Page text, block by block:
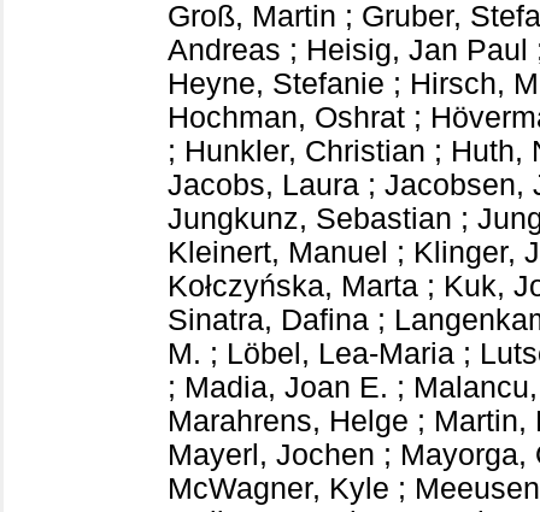
Groß, Martin ; Gruber,
Andreas ; Heisig, Jan Paul
Heyne, Stefanie ; Hirsch,
Hochman, Oshrat ;
; Hunkler, Christian ; Huth,
Jacobs, Laura ; Jacobsen,
Jungkunz, Sebastian ;
Kleinert, Manuel ; Klinger,
Kołczyńska, Marta ; Kuk,
Sinatra, Dafina ;
M. ; Löbel, Lea-Maria ;
; Madia, Joan E. ;
Marahrens, Helge ; Martin,
Mayerl, Jochen ; Mayorga,
McWagner, Kyle ;